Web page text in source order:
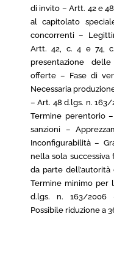
di invito – Artt. 42 e
al capitolato
concorrenti –
Artt. 42, c. 4 e 74,
presentazione
offerte – Fase di
Necessaria
– Art. 48 d.lgs. n.
Termine perentorio
sanzioni –
Inconfigurabilità –
nella sola successiva
da parte
Termine minimo per
d.lgs. n. 163/2006
Possibile riduzione a